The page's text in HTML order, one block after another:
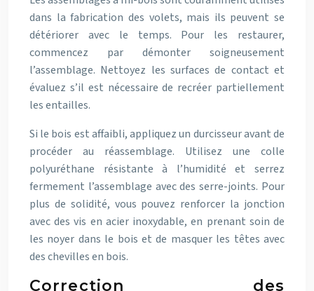
dans la fabrication des volets, mais ils peuvent se
détériorer avec le temps. Pour les restaurer,
commencez par démonter soigneusement
l’assemblage. Nettoyez les surfaces de contact et
évaluez s’il est nécessaire de recréer partiellement
les entailles.
Si le bois est affaibli, appliquez un durcisseur avant de
procéder au réassemblage. Utilisez une colle
polyuréthane résistante à l’humidité et serrez
fermement l’assemblage avec des serre-joints. Pour
plus de solidité, vous pouvez renforcer la jonction
avec des vis en acier inoxydable, en prenant soin de
les noyer dans le bois et de masquer les têtes avec
des chevilles en bois.
Correction des